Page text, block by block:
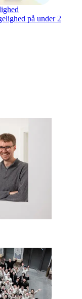
på under 2